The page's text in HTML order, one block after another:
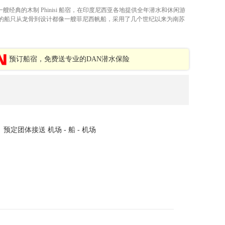
艘经典的木制 Phinisi 船宿，在印度尼西亚各地提供全年潜水和休闲游
船只从龙骨到设计都像一艘菲尼西帆船，采用了几个世纪以来为南苏
预订船宿，免费送专业的DAN潜水保险
预定团体接送 机场 - 船 - 机场